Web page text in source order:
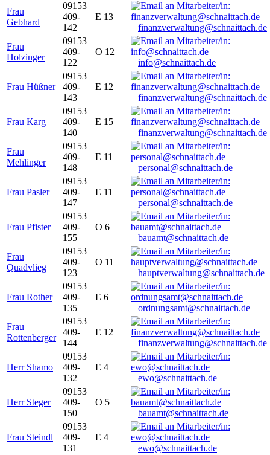
Frau
Gebhard
09153
409-
142
E 13
finanzverwaltung@schnaittach.de
Frau
Holzinger
09153
409-
122
O 12
info@schnaittach.de
Frau Hüßner
09153
409-
143
E 12
finanzverwaltung@schnaittach.de
Frau Karg
09153
409-
140
E 15
finanzverwaltung@schnaittach.de
Frau
Mehlinger
09153
409-
148
E 11
personal@schnaittach.de
Frau Pasler
09153
409-
147
E 11
personal@schnaittach.de
Frau Pfister
09153
409-
155
O 6
bauamt@schnaittach.de
Frau
Quadvlieg
09153
409-
123
O 11
hauptverwaltung@schnaittach.de
Frau Rother
09153
409-
135
E 6
ordnungsamt@schnaittach.de
Frau
Rottenberger
09153
409-
144
E 12
finanzverwaltung@schnaittach.de
Herr Shamo
09153
409-
132
E 4
ewo@schnaittach.de
Herr Steger
09153
409-
150
O 5
bauamt@schnaittach.de
Frau Steindl
09153
409-
131
E 4
ewo@schnaittach.de